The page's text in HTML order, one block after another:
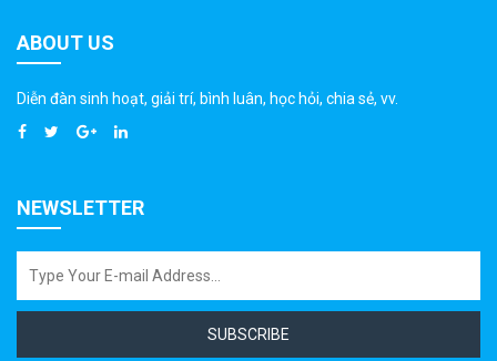
ABOUT US
Diễn đàn sinh hoạt, giải trí, bình luân, học hỏi, chia sẻ, vv.
NEWSLETTER
SUBSCRIBE